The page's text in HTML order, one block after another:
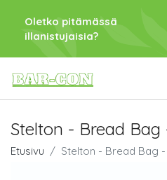
Oletko pitämässä
illanistujaisia?
Stelton - Bread Bag
Etusivu Stelton - Bread Bag -